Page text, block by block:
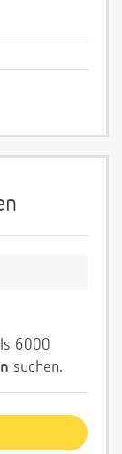
6000
suchen.